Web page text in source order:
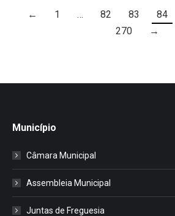
← 1 … 82 83 84
270
→
Município
Câmara Municipal
Assembleia Municipal
Juntas de Freguesia